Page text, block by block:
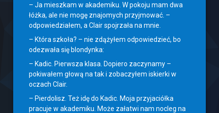
– Ja mieszkam w akademiku. W pokoju mam dwa
łóżka, ale nie mogę znajomych przyjmować. –
odpowiedziałem, a Clair spojrzała na mnie.
– Która szkoła? – nie zdążyłem odpowiedzieć, bo
odezwała się blondynka:
– Kadic. Pierwsza klasa. Dopiero zaczynamy –
pokiwałem głową na tak i zobaczyłem iskierki w
oczach Clair.
– Pierdolisz. Też idę do Kadic. Moja przyjaciółka
pracuje w akademiku. Może załatwi nam nocleg na